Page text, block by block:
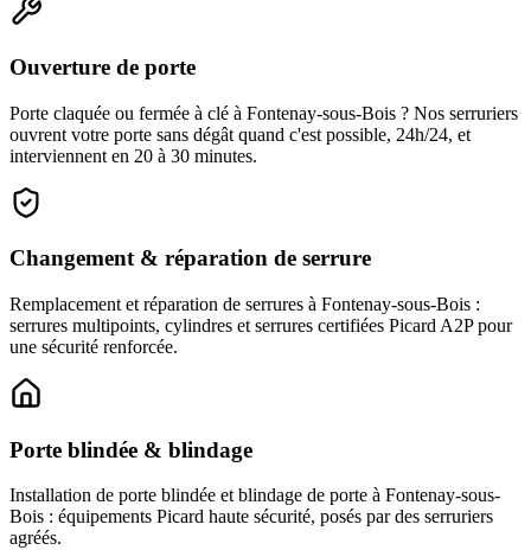
Ouverture de porte
Porte claquée ou fermée à clé à Fontenay-sous-Bois ? Nos serruriers
ouvrent votre porte sans dégât quand c'est possible, 24h/24, et
interviennent en 20 à 30 minutes.
Changement & réparation de serrure
Remplacement et réparation de serrures à Fontenay-sous-Bois :
serrures multipoints, cylindres et serrures certifiées Picard A2P pour
une sécurité renforcée.
Porte blindée & blindage
Installation de porte blindée et blindage de porte à Fontenay-sous-
Bois : équipements Picard haute sécurité, posés par des serruriers
agréés.